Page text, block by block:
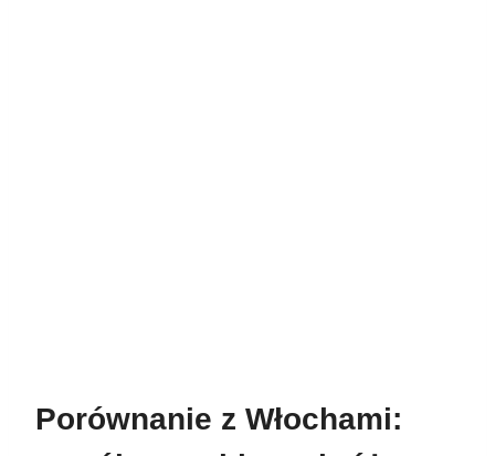
Porównanie z Włochami: